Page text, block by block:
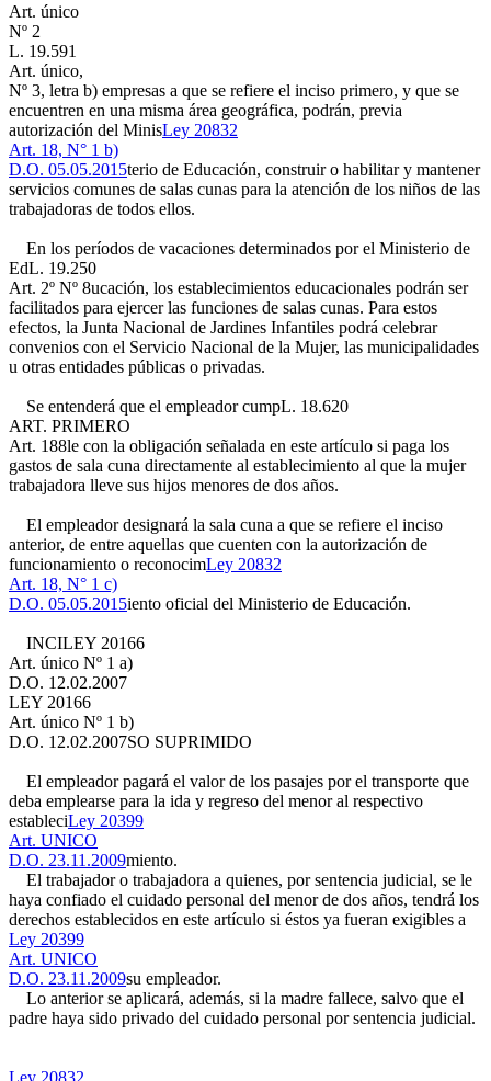
Art. único
Nº 2
L. 19.591
Art. único,
Nº 3, letra b) empresas a que se refiere el inciso primero, y que se
encuentren en una misma área geográfica, podrán, previa
autorización del MinisLey 20832
Art. 18, N° 1 b)
D.O. 05.05.2015terio de Educación, construir o habilitar y mantener
servicios comunes de salas cunas para la atención de los niños de las
trabajadoras de todos ellos.
En los períodos de vacaciones determinados por el Ministerio de
EdL. 19.250
Art. 2º Nº 8ucación, los establecimientos educacionales podrán ser
facilitados para ejercer las funciones de salas cunas. Para estos
efectos, la Junta Nacional de Jardines Infantiles podrá celebrar
convenios con el Servicio Nacional de la Mujer, las municipalidades
u otras entidades públicas o privadas.
Se entenderá que el empleador cumpL. 18.620
ART. PRIMERO
Art. 188le con la obligación señalada en este artículo si paga los
gastos de sala cuna directamente al establecimiento al que la mujer
trabajadora lleve sus hijos menores de dos años.
El empleador designará la sala cuna a que se refiere el inciso
anterior, de entre aquellas que cuenten con la autorización de
funcionamiento o reconocimLey 20832
Art. 18, N° 1 c)
D.O. 05.05.2015iento oficial del Ministerio de Educación.
INCILEY 20166
Art. único Nº 1 a)
D.O. 12.02.2007
LEY 20166
Art. único Nº 1 b)
D.O. 12.02.2007SO SUPRIMIDO
El empleador pagará el valor de los pasajes por el transporte que
deba emplearse para la ida y regreso del menor al respectivo
estableciLey 20399
Art. UNICO
D.O. 23.11.2009miento.
El trabajador o trabajadora a quienes, por sentencia judicial, se le
haya confiado el cuidado personal del menor de dos años, tendrá los
derechos establecidos en este artículo si éstos ya fueran exigibles a
Ley 20399
Art. UNICO
D.O. 23.11.2009su empleador.
Lo anterior se aplicará, además, si la madre fallece, salvo que el
padre haya sido privado del cuidado personal por sentencia judicial.
Ley 20832